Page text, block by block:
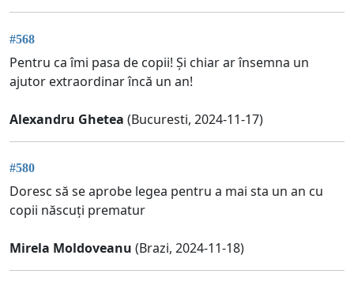
#568
Pentru ca îmi pasa de copii! Și chiar ar însemna un
ajutor extraordinar încă un an!
Alexandru Ghetea (Bucuresti, 2024-11-17)
#580
Doresc să se aprobe legea pentru a mai sta un an cu
copii născuți prematur
Mirela Moldoveanu (Brazi, 2024-11-18)